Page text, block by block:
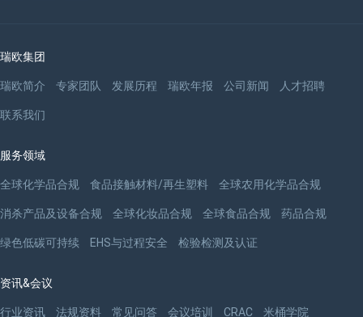
瑞欧集团
瑞欧简介 专家团队 发展历程 瑞欧年报 公司新闻 人才招聘
联系我们
服务领域
全球化学品合规 食品接触材料/再生塑料 全球农用化学品合规
消杀产品及设备合规 全球化妆品合规 全球食品合规 药品合规
绿色低碳可持续 EHS与过程安全 检验检测及认证
资讯&会议
行业资讯 法规资料 常见问答 会议培训 CRAC 米桶学院